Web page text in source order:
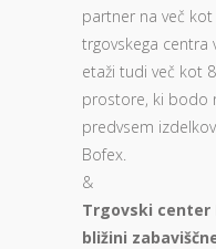
partner na več
trgovskega
etaži tudi več kot
prostore, ki bodo
predvsem
Bofex.
&
Trgovski center
bližini